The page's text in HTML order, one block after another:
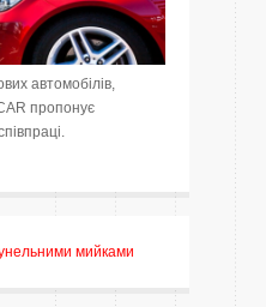
автомобілів,
пропонує
мийками